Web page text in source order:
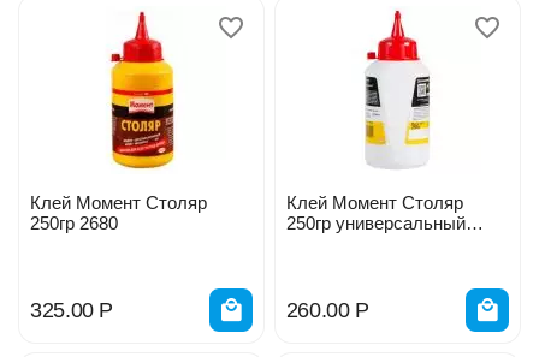
Клей Момент Столяр
250гр 2680
325.00 Р
Клей Момент Столяр
250гр универсальный
260.00 Р